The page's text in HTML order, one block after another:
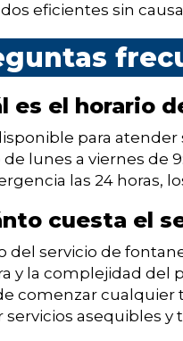
eficientes sin
es el horario
para
de lunes a viernes de
las 24 horas,
cuesta el
del servicio de
y la complejidad del
comenzar cualquier
servicios asequibles y